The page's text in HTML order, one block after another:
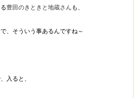
豊田のきときと地蔵さん も、
、そういう事あるんですね～
入ると、